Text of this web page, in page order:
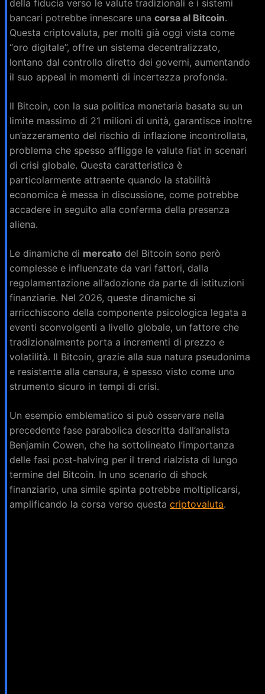
della fiducia verso le valute tradizionali e i sistemi
bancari potrebbe innescare una corsa al Bitcoin.
Questa criptovaluta, per molti già oggi vista come
“oro digitale”, offre un sistema decentralizzato,
lontano dal controllo diretto dei governi, aumentando
il suo appeal in momenti di incertezza profonda.
Il Bitcoin, con la sua politica monetaria basata su un
limite massimo di 21 milioni di unità, garantisce inoltre
un’azzeramento del rischio di inflazione incontrollata,
problema che spesso affligge le valute fiat in scenari
di crisi globale. Questa caratteristica è
particolarmente attraente quando la stabilità
economica è messa in discussione, come potrebbe
accadere in seguito alla conferma della presenza
aliena.
Le dinamiche di mercato del Bitcoin sono però
complesse e influenzate da vari fattori, dalla
regolamentazione all’adozione da parte di istituzioni
finanziarie. Nel 2026, queste dinamiche si
arricchiscono della componente psicologica legata a
eventi sconvolgenti a livello globale, un fattore che
tradizionalmente porta a incrementi di prezzo e
volatilità. Il Bitcoin, grazie alla sua natura pseudonima
e resistente alla censura, è spesso visto come uno
strumento sicuro in tempi di crisi.
Un esempio emblematico si può osservare nella
precedente fase parabolica descritta dall’analista
Benjamin Cowen, che ha sottolineato l’importanza
delle fasi post-halving per il trend rialzista di lungo
termine del Bitcoin. In uno scenario di shock
finanziario, una simile spinta potrebbe moltiplicarsi,
amplificando la corsa verso questa criptovaluta.